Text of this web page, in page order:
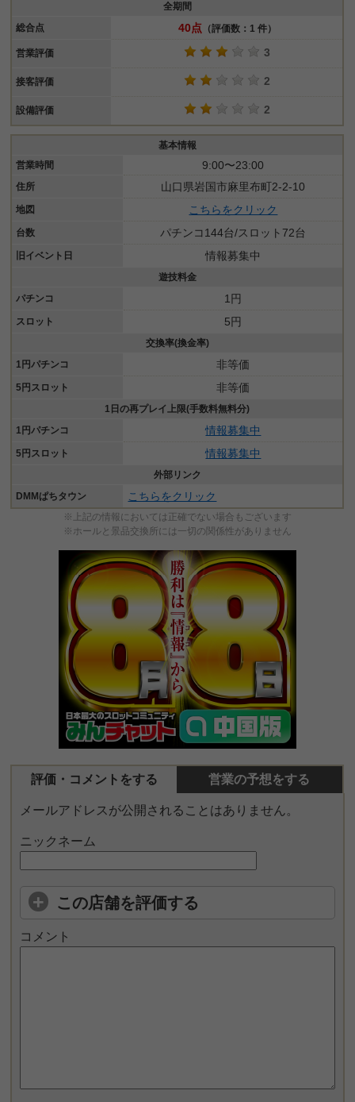
全期間
総合点
40点 （評価数：1 件）
営業評価 3
接客評価 2
設備評価 2
基本情報
営業時間
9:00〜23:00
住所 山口県岩国市麻里布町2-2-10
地図 こちらをクリック
台数 パチンコ144台/スロット72台
旧イベント日 情報募集中
遊技料金
パチンコ
1円
スロット 5円
交換率(換金率)
1円パチンコ
非等価
5円スロット 非等価
1日の再プレイ上限(手数料無料分)
1円パチンコ
情報募集中
5円スロット 情報募集中
外部リンク
DMMぱちタウン
こちらをクリック
※上記の情報においては正確でない場合もございます
※ホールと景品交換所には一切の関係性がありません
評価・コメントをする 営業の予想をする
メールアドレスが公開されることはありません。
ニックネーム
この店舗を評価する
コメント